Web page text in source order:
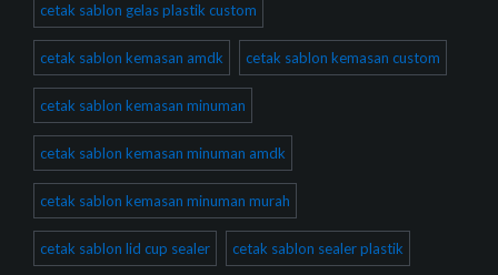
cetak sablon gelas plastik custom
cetak sablon kemasan amdk cetak sablon kemasan custom
cetak sablon kemasan minuman
cetak sablon kemasan minuman amdk
cetak sablon kemasan minuman murah
cetak sablon lid cup sealer cetak sablon sealer plastik